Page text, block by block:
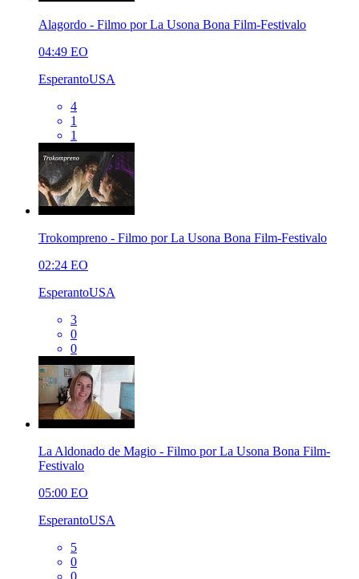
Alagordo - Filmo por La Usona Bona Film-Festivalo
04:49 EO
EsperantoUSA
4
1
1
Trokompreno - Filmo por La Usona Bona Film-Festivalo
02:24 EO
EsperantoUSA
3
0
0
La Aldonado de Magio - Filmo por La Usona Bona Film-
Festivalo
05:00 EO
EsperantoUSA
5
0
0